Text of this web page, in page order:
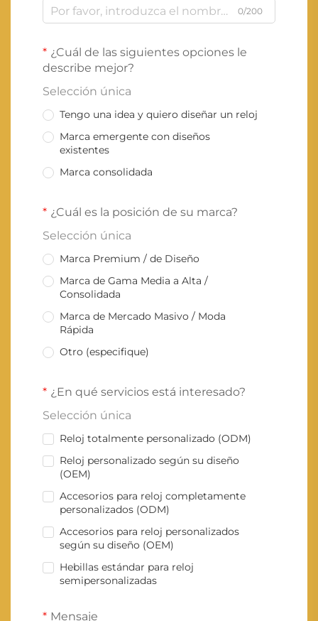
0/200
¿Cuál de las siguientes opciones le
describe mejor?
Selección única
Tengo una idea y quiero diseñar un reloj
Marca emergente con diseños
existentes
Marca consolidada
¿Cuál es la posición de su marca?
Selección única
Marca Premium / de Diseño
Marca de Gama Media a Alta /
Consolidada
Marca de Mercado Masivo / Moda
Rápida
Otro (especifique)
¿En qué servicios está interesado?
Selección única
Reloj totalmente personalizado (ODM)
Reloj personalizado según su diseño
(OEM)
Accesorios para reloj completamente
personalizados (ODM)
Accesorios para reloj personalizados
según su diseño (OEM)
Hebillas estándar para reloj
semipersonalizadas
Mensaje